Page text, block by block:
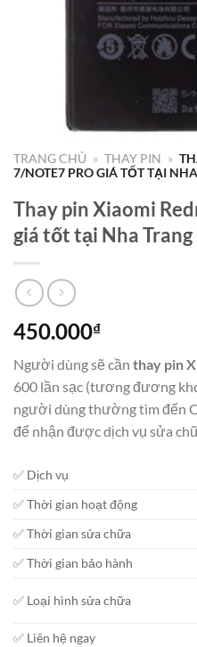
TRANG CHỦ » THAY PIN »
7/NOTE7 PRO GIÁ TỐT TẠI
Thay pin Xiaomi
giá tốt tại Nha Trang
450.000₫
Người dùng sẽ cần thay pin
600 lần sạc (tương đương
người dùng thường tìm đến
để nhận được dịch vụ sửa
✅ Dịch vụ
✅ Thời gian hoạt động
✅ Thời gian sửa chữa
✅ Thời gian bảo hành
✅ Loại hình sửa chữa
✅ Liên hệ ngay